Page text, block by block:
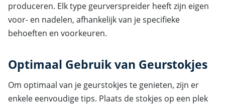
produceren. Elk type geurverspreider heeft zijn eigen
voor- en nadelen, afhankelijk van je specifieke
behoeften en voorkeuren.
Optimaal Gebruik van Geurstokjes
Om optimaal van je geurstokjes te genieten, zijn er
enkele eenvoudige tips. Plaats de stokjes op een plek